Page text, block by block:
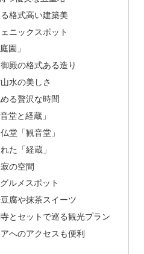
格式高い建築美
ニックスポット
園」
殿の格式ある造り
水の美しさ
る贅沢な時間
堂と経蔵」
堂「観音堂」
た「経蔵」
の空間
ルメスポット
腐や抹茶スイーツ
とセットで巡る観光プラン
へのアクセスも便利